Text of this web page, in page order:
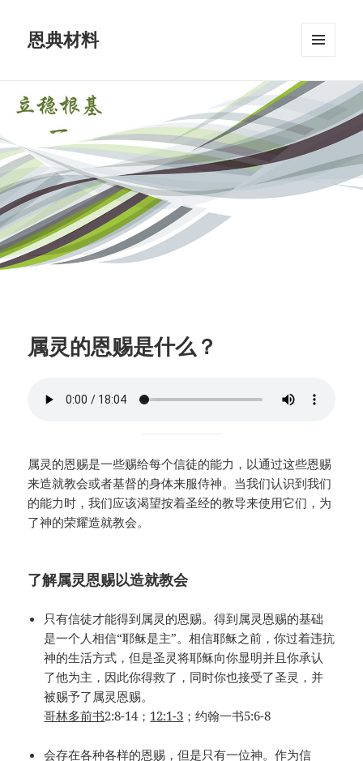
恩典材料
挂件
属灵的恩赐是什么？
属灵的恩赐是一些赐给每个信徒的能力，以通过这些恩赐
来造就教会或者基督的身体来服侍神。当我们认识到我们
的能力时，我们应该渴望按着圣经的教导来使用它们，为
了神的荣耀造就教会。
了解属灵恩赐以造就教会
只有信徒才能得到属灵的恩赐。得到属灵恩赐的基础
是一个人相信“耶稣是主”。相信耶稣之前，你过着违抗
神的生活方式，但是圣灵将耶稣向你显明并且你承认
了他为主，因此你得救了，同时你也接受了圣灵，并
被赐予了属灵恩赐。
哥林多前书2:8-14； 12:1-3 ；约翰一书5:6-8
会存在各种各样的恩赐，但是只有一位神。作为信